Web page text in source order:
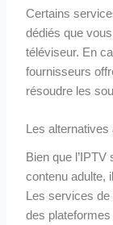
Certains
dédiés que
téléviseur. En
fournisseurs
résoudre les
Les alternatives
Bien que
contenu adulte,
Les services
des